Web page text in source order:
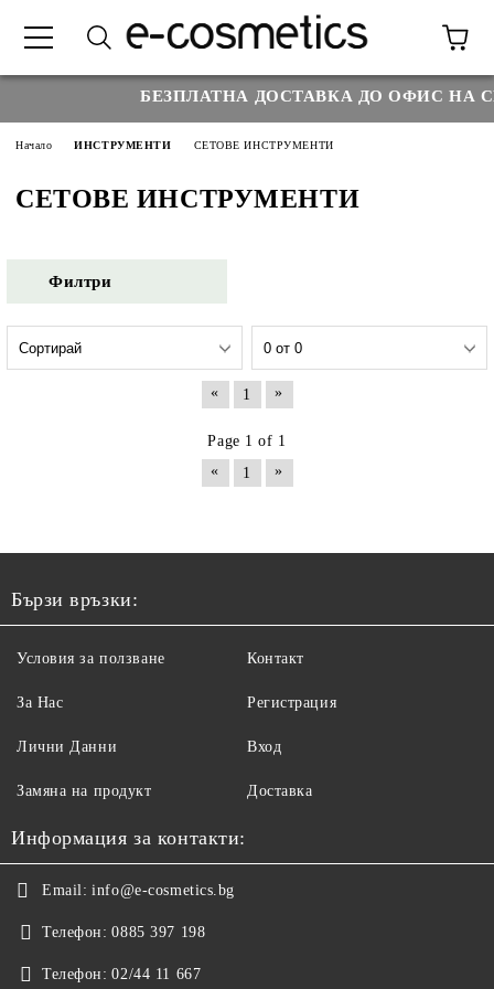
БЕЗПЛАТНА ДОСТАВКА ДО ОФИС НА
Начало ИНСТРУМЕНТИ СЕТОВЕ ИНСТРУМЕНТИ
СЕТОВЕ ИНСТРУМЕНТИ
Филтри
« 1 »
Page 1 of 1
«
1 »
Бързи връзки:
Условия за ползване
За Нас
Лични Данни
Замяна на продукт
Контакт
Регистрация
Вход
Доставка
Информация за контакти:
Email: info@e-cosmetics.bg
Телефон: 0885 397 198
Телефон: 02/44 11 667